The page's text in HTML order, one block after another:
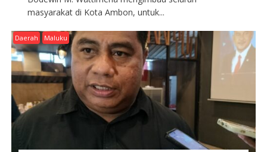
masyarakat di Kota Ambon, untuk...
Daerah Maluku